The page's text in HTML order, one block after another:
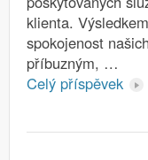
klienta.
spokojenost
příbuzným, …
Celý příspěvek